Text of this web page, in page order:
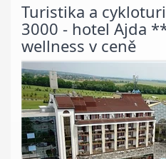
Turistika a
3000 - hotel Ajda
wellness v ceně